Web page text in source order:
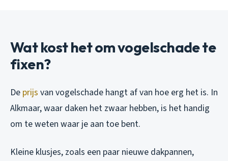
Wat kost het om vogelschade te
fixen?
De prijs van vogelschade hangt af van hoe erg het is. In
Alkmaar, waar daken het zwaar hebben, is het handig
om te weten waar je aan toe bent.
Kleine klusjes, zoals een paar nieuwe dakpannen,